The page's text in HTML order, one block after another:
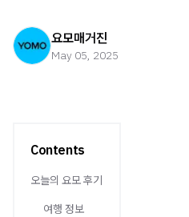
요모매거진
May 05, 2025
Contents
오늘의 요모 후기
여행 정보